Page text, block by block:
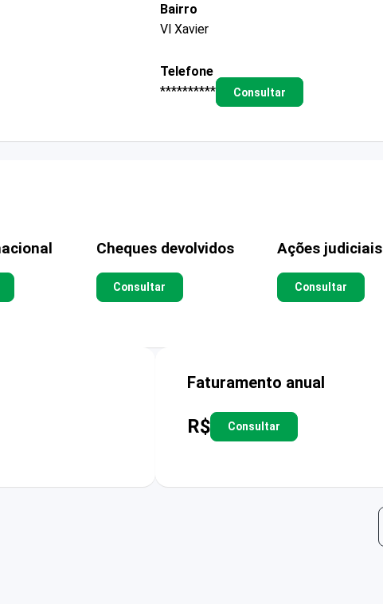
Bairro
Vl Xavier
Telefone
**********
Consultar
Cheques devolvidos
Consultar
Ações judiciais
Consultar
Faturamento anual
R$ Consultar